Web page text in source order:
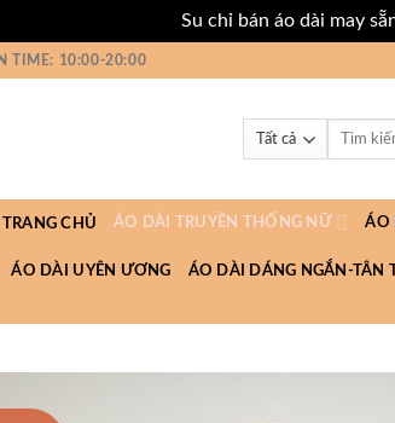
Su chỉ bán áo dài may
TIME: 10:00-20:00
Tìm
TRANG CHỦ ÁO DÀI TRUYỀN THỐNG NỮ ÁO
ÁO DÀI UYÊN ƯƠNG ÁO DÀI DÁNG NGẮN-TÂN